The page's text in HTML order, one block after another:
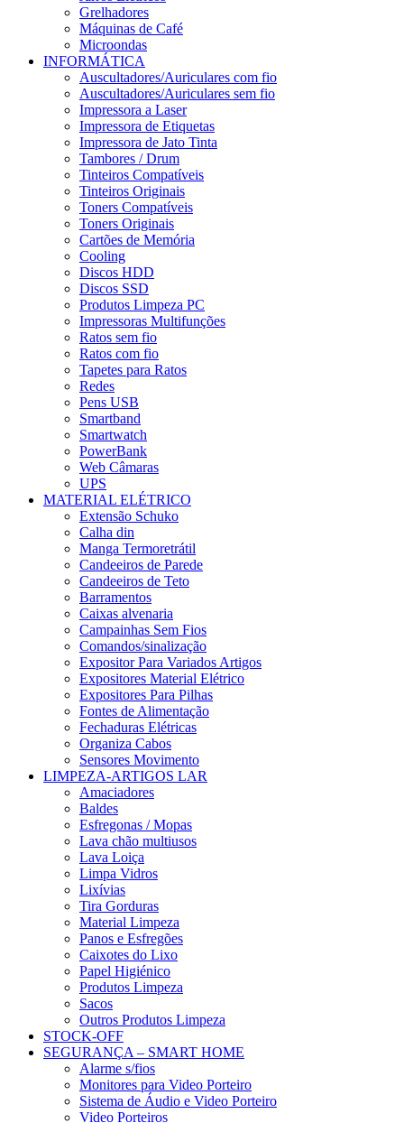
Grelhadores
Máquinas de Café
Microondas
INFORMÁTICA
Auscultadores/Auriculares com fio
Auscultadores/Auriculares sem fio
Impressora a Laser
Impressora de Etiquetas
Impressora de Jato Tinta
Tambores / Drum
Tinteiros Compatíveis
Tinteiros Originais
Toners Compatíveis
Toners Originais
Cartões de Memória
Cooling
Discos HDD
Discos SSD
Produtos Limpeza PC
Impressoras Multifunções
Ratos sem fio
Ratos com fio
Tapetes para Ratos
Redes
Pens USB
Smartband
Smartwatch
PowerBank
Web Câmaras
UPS
MATERIAL ELÉTRICO
Extensão Schuko
Calha din
Manga Termoretrátil
Candeeiros de Parede
Candeeiros de Teto
Barramentos
Caixas alvenaria
Campainhas Sem Fios
Comandos/sinalização
Expositor Para Variados Artigos
Expositores Material Elétrico
Expositores Para Pilhas
Fontes de Alimentação
Fechaduras Elétricas
Organiza Cabos
Sensores Movimento
LIMPEZA-ARTIGOS LAR
Amaciadores
Baldes
Esfregonas / Mopas
Lava chão multiusos
Lava Loiça
Limpa Vidros
Lixívias
Tira Gorduras
Material Limpeza
Panos e Esfregões
Caixotes do Lixo
Papel Higiénico
Produtos Limpeza
Sacos
Outros Produtos Limpeza
STOCK-OFF
SEGURANÇA – SMART HOME
Alarme s/fios
Monitores para Video Porteiro
Sistema de Áudio e Video Porteiro
Video Porteiros